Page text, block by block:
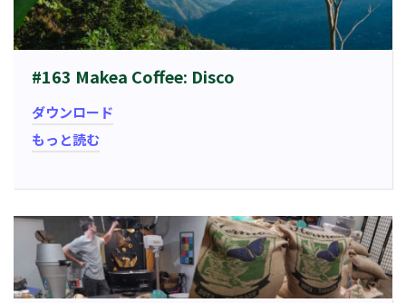
#163 Makea Coffee: Disco
ダウンロード
もっと読む